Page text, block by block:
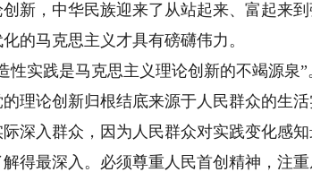
新，中华民族迎来了从站起来、富起来
的马克思主义才具有磅礴伟力。
实践是马克思主义理论创新的不竭源泉”
理论创新归根结底来源于人民群众的生活
深入群众，因为人民群众对实践变化感知
得最深入。必须尊重人民首创精神，注